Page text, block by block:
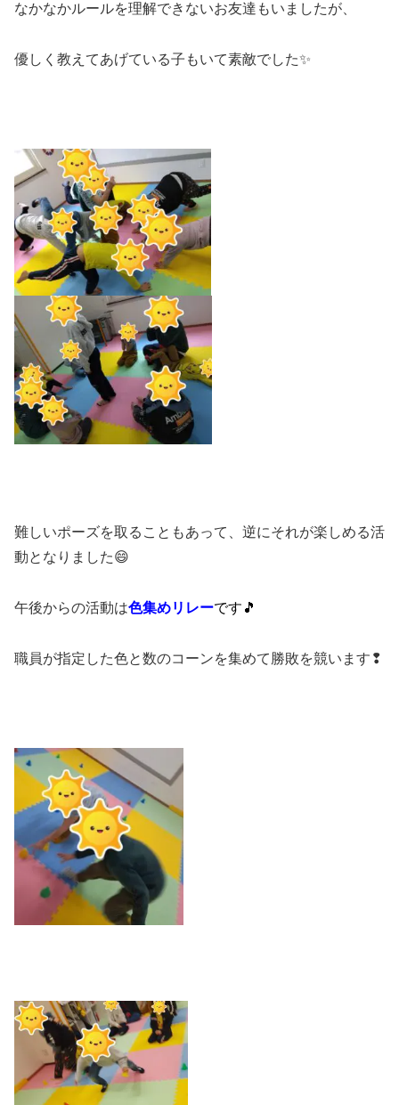
なかなかルールを理解できないお友達もいましたが、
優しく教えてあげている子もいて素敵でした✨
難しいポーズを取ることもあって、逆にそれが楽しめる活
動となりました😄
午後からの活動は色集めリレーです🎵
職員が指定した色と数のコーンを集めて勝敗を競います❢